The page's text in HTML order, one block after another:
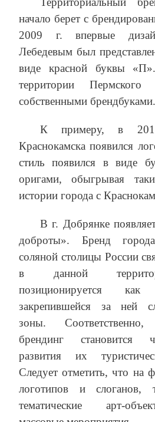
начало берет с
2009 г. впервые
Лебедевым был
виде красной буквы
территории Пермского
собственными брендбуками.
К примеру, в
Краснокамска появился
стиль появился в виде
оригами, обыгрывая
истории города с
В г. Добрянке
доброты». Бренд
соляной столицы России
в данной
позиционируется
закрепившейся за ней
зоны. Соответственно,
брендинг становится
развития их
Следует отметить, что на
логотипов и слоганов,
тематические арт-